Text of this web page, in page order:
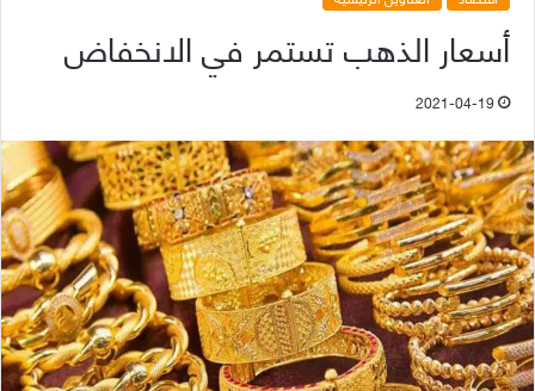
أسعار الذهب تستمر في الانخفاض
2021-04-19